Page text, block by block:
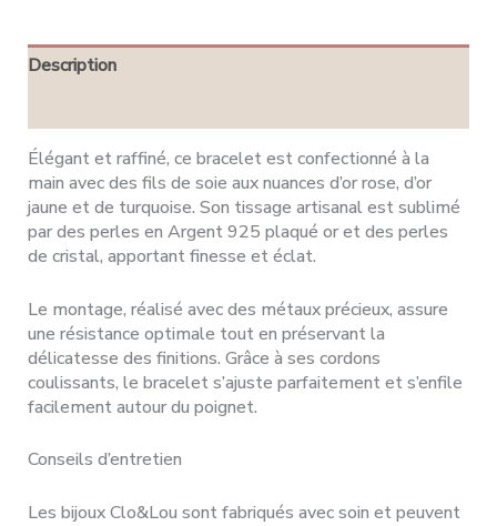
Description
Élégant et raffiné, ce bracelet est confectionné à la
main avec des fils de soie aux nuances d’or rose, d’or
jaune et de turquoise. Son tissage artisanal est sublimé
par des perles en Argent 925 plaqué or et des perles
de cristal, apportant finesse et éclat.
Le montage, réalisé avec des métaux précieux, assure
une résistance optimale tout en préservant la
délicatesse des finitions. Grâce à ses cordons
coulissants, le bracelet s’ajuste parfaitement et s’enfile
facilement autour du poignet.
Conseils d’entretien
Les bijoux Clo&Lou sont fabriqués avec soin et peuvent